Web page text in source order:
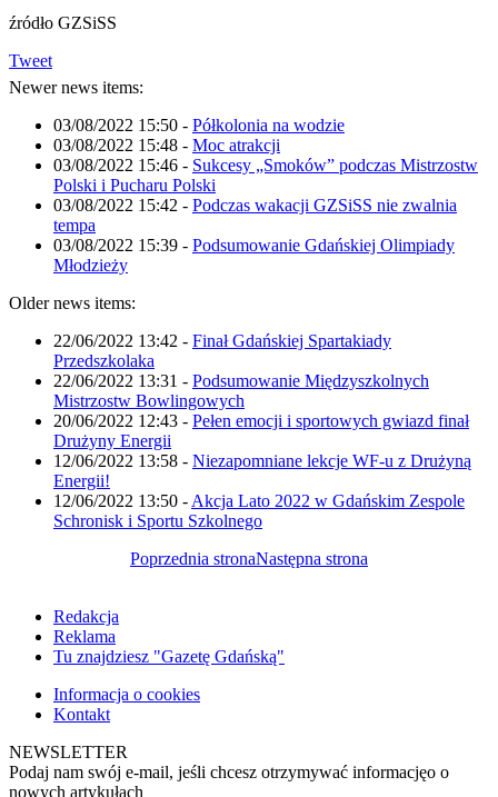
źródło GZSiSS
Tweet
Newer news items:
03/08/2022 15:50 - Półkolonia na wodzie
03/08/2022 15:48 - Moc atrakcji
03/08/2022 15:46 - Sukcesy „Smoków” podczas Mistrzostw
Polski i Pucharu Polski
03/08/2022 15:42 - Podczas wakacji GZSiSS nie zwalnia
tempa
03/08/2022 15:39 - Podsumowanie Gdańskiej Olimpiady
Młodzieży
Older news items:
22/06/2022 13:42 - Finał Gdańskiej Spartakiady
Przedszkolaka
22/06/2022 13:31 - Podsumowanie Międzyszkolnych
Mistrzostw Bowlingowych
20/06/2022 12:43 - Pełen emocji i sportowych gwiazd finał
Drużyny Energii
12/06/2022 13:58 - Niezapomniane lekcje WF-u z Drużyną
Energii!
12/06/2022 13:50 - Akcja Lato 2022 w Gdańskim Zespole
Schronisk i Sportu Szkolnego
Poprzednia stronaNastępna strona
Redakcja
Reklama
Tu znajdziesz "Gazetę Gdańską"
Informacja o cookies
Kontakt
NEWSLETTER
Podaj nam swój e-mail, jeśli chcesz otrzymywać informacjęo o
nowych artykułach